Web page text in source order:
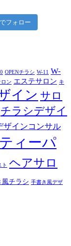
フォロー
OPENチラシ W-11
W-
ン エステサロン キ
イン サロ
チラシデザイ
ザインコンサル
ィーパ
ト ヘアサロ
風チラシ 手書き風デザ